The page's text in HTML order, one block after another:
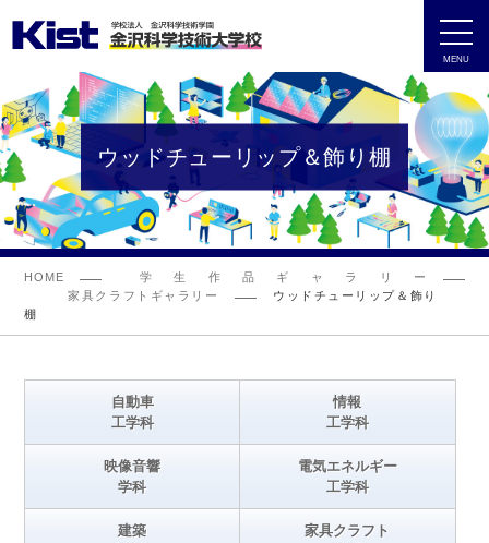
MENU
ウッドチューリップ＆飾り棚
HOME
学生作品ギャラリー
家具クラフトギャラリー
ウッドチューリップ＆飾り
棚
自動車
工学科
情報
工学科
映像音響
学科
電気エネルギー
工学科
建築
家具クラフト